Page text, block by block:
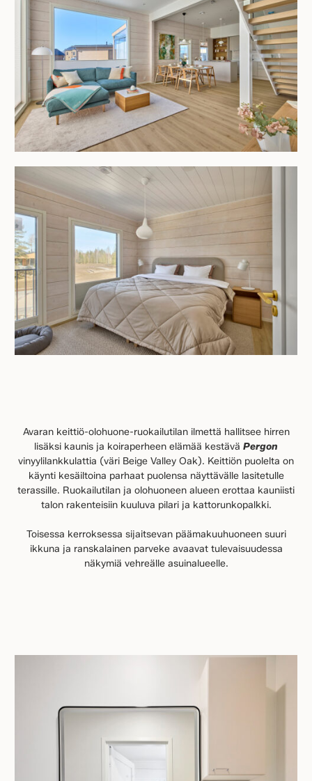
Avaran keittiö-olohuone-ruokailutilan ilmettä hallitsee hirren
lisäksi kaunis ja koiraperheen elämää kestävä Pergon
vinyylilankkulattia (väri Beige Valley Oak). Keittiön puolelta on
käynti kesäiltoina parhaat puolensa näyttävälle lasitetulle
terassille. Ruokailutilan ja olohuoneen alueen erottaa kauniisti
talon rakenteisiin kuuluva pilari ja kattorunkopalkki.
Toisessa kerroksessa sijaitsevan päämakuuhuoneen suuri
ikkuna ja ranskalainen parveke avaavat tulevaisuudessa
näkymiä vehreälle asuinalueelle.